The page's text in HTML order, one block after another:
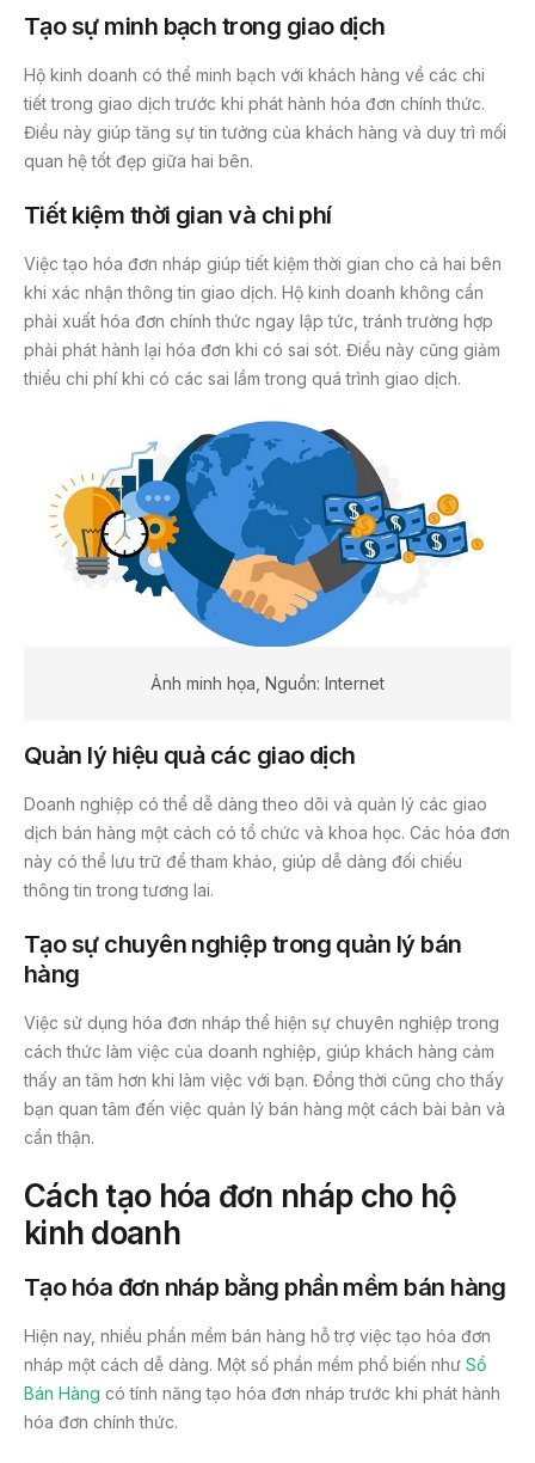
Tạo sự minh bạch trong giao dịch
Hộ kinh doanh có thể minh bạch với khách hàng về các chi
tiết trong giao dịch trước khi phát hành hóa đơn chính thức.
Điều này giúp tăng sự tin tưởng của khách hàng và duy trì mối
quan hệ tốt đẹp giữa hai bên.
Tiết kiệm thời gian và chi phí
Việc tạo hóa đơn nháp giúp tiết kiệm thời gian cho cả hai bên
khi xác nhận thông tin giao dịch. Hộ kinh doanh không cần
phải xuất hóa đơn chính thức ngay lập tức, tránh trường hợp
phải phát hành lại hóa đơn khi có sai sót. Điều này cũng giảm
thiểu chi phí khi có các sai lầm trong quá trình giao dịch.
Ảnh minh họa, Nguồn: Internet
Quản lý hiệu quả các giao dịch
Doanh nghiệp có thể dễ dàng theo dõi và quản lý các giao
dịch bán hàng một cách có tổ chức và khoa học. Các hóa đơn
này có thể lưu trữ để tham khảo, giúp dễ dàng đối chiếu
thông tin trong tương lai.
Tạo sự chuyên nghiệp trong quản lý bán
hàng
Việc sử dụng hóa đơn nháp thể hiện sự chuyên nghiệp trong
cách thức làm việc của doanh nghiệp, giúp khách hàng cảm
thấy an tâm hơn khi làm việc với bạn. Đồng thời cũng cho thấy
bạn quan tâm đến việc quản lý bán hàng một cách bài bản và
cẩn thận.
Cách tạo hóa đơn nháp cho hộ
kinh doanh
Tạo hóa đơn nháp bằng phần mềm bán hàng
Hiện nay, nhiều phần mềm bán hàng hỗ trợ việc tạo hóa đơn
nháp một cách dễ dàng. Một số phần mềm phổ biến như Sổ
Bán Hàng có tính năng tạo hóa đơn nháp trước khi phát hành
hóa đơn chính thức.